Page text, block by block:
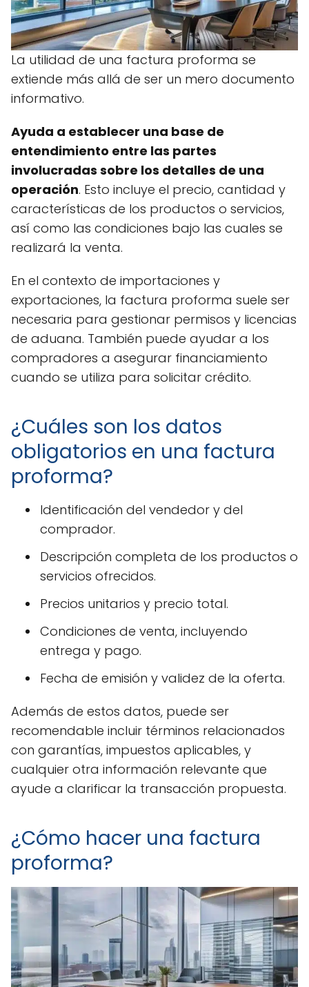
La utilidad de una factura proforma se
extiende más allá de ser un mero documento
informativo.
Ayuda a establecer una base de
entendimiento entre las partes
involucradas sobre los detalles de una
operación. Esto incluye el precio, cantidad y
características de los productos o servicios,
así como las condiciones bajo las cuales se
realizará la venta.
En el contexto de importaciones y
exportaciones, la factura proforma suele ser
necesaria para gestionar permisos y licencias
de aduana. También puede ayudar a los
compradores a asegurar financiamiento
cuando se utiliza para solicitar crédito.
¿Cuáles son los datos
obligatorios en una factura
proforma?
Identificación del vendedor y del
comprador.
Descripción completa de los productos o
servicios ofrecidos.
Precios unitarios y precio total.
Condiciones de venta, incluyendo
entrega y pago.
Fecha de emisión y validez de la oferta.
Además de estos datos, puede ser
recomendable incluir términos relacionados
con garantías, impuestos aplicables, y
cualquier otra información relevante que
ayude a clarificar la transacción propuesta.
¿Cómo hacer una factura
proforma?